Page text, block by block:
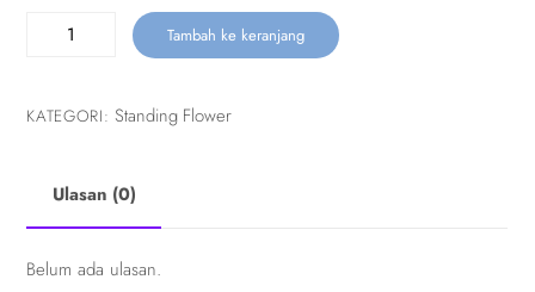
Kuantitas
Standing
Tambah ke keranjang
KATEGORI:Standing Flower
Ulasan (0)
Belum ada ulasan.